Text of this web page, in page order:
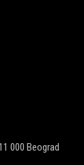
000 Beograd